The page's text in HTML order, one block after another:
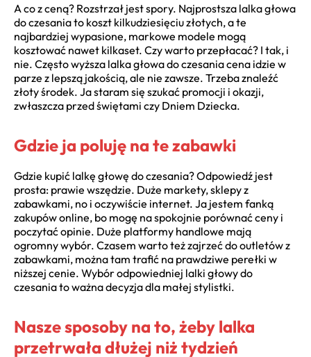
A co z ceną? Rozstrzał jest spory. Najprostsza lalka głowa
do czesania to koszt kilkudziesięciu złotych, a te
najbardziej wypasione, markowe modele mogą
kosztować nawet kilkaset. Czy warto przepłacać? I tak, i
nie. Często wyższa lalka głowa do czesania cena idzie w
parze z lepszą jakością, ale nie zawsze. Trzeba znaleźć
złoty środek. Ja staram się szukać promocji i okazji,
zwłaszcza przed świętami czy Dniem Dziecka.
Gdzie ja poluję na te zabawki
Gdzie kupić lalkę głowę do czesania? Odpowiedź jest
prosta: prawie wszędzie. Duże markety, sklepy z
zabawkami, no i oczywiście internet. Ja jestem fanką
zakupów online, bo mogę na spokojnie porównać ceny i
poczytać opinie. Duże platformy handlowe mają
ogromny wybór. Czasem warto też zajrzeć do outletów z
zabawkami, można tam trafić na prawdziwe perełki w
niższej cenie. Wybór odpowiedniej lalki głowy do
czesania to ważna decyzja dla małej stylistki.
Nasze sposoby na to, żeby lalka
przetrwała dłużej niż tydzień